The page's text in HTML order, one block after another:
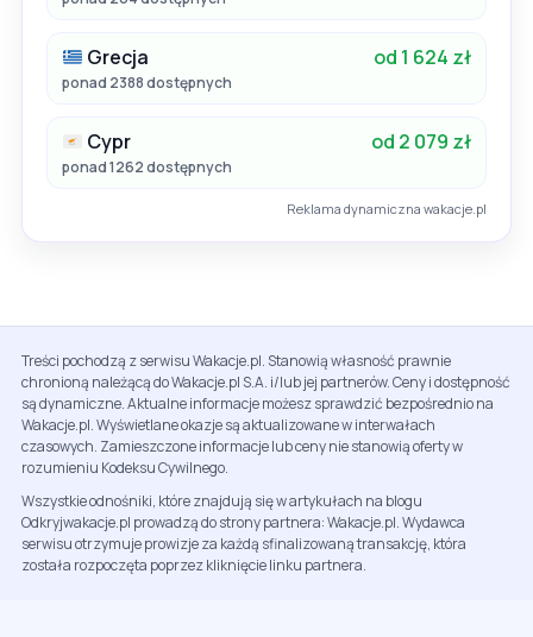
Grecja od 1 624 zł
ponad 2388 dostępnych
Cypr od 2 079 zł
ponad 1262 dostępnych
Reklama dynamiczna wakacje.pl
Treści pochodzą z serwisu Wakacje.pl. Stanowią własność prawnie
chronioną należącą do Wakacje.pl S.A. i/lub jej partnerów. Ceny i dostępność
są dynamiczne. Aktualne informacje możesz sprawdzić bezpośrednio na
Wakacje.pl. Wyświetlane okazje są aktualizowane w interwałach
czasowych. Zamieszczone informacje lub ceny nie stanowią oferty w
rozumieniu Kodeksu Cywilnego.
Wszystkie odnośniki, które znajdują się w artykułach na blogu
Odkryjwakacje.pl prowadzą do strony partnera: Wakacje.pl. Wydawca
serwisu otrzymuje prowizje za każdą sfinalizowaną transakcję, która
została rozpoczęta poprzez kliknięcie linku partnera.